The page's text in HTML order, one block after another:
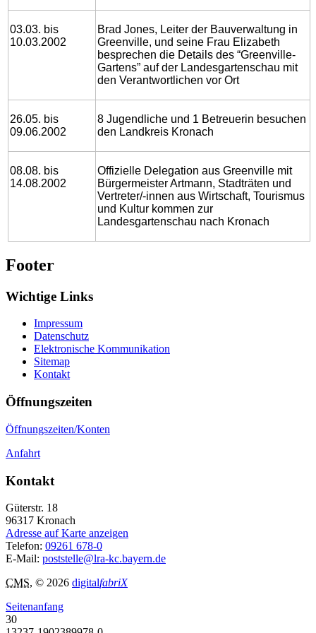
03.03. bis
10.03.2002
Brad Jones, Leiter der Bauverwaltung in
Greenville, und seine Frau Elizabeth
besprechen die Details des “Greenville-
Gartens” auf der Landesgartenschau mit
den Verantwortlichen vor Ort
26.05. bis
09.06.2002
8 Jugendliche und 1 Betreuerin besuchen
den Landkreis Kronach
08.08. bis
14.08.2002
Offizielle Delegation aus Greenville mit
Bürgermeister Artmann, Stadträten und
Vertreter/-innen aus Wirtschaft, Tourismus
und Kultur kommen zur
Landesgartenschau nach Kronach
Footer
Wichtige Links
Impressum
Datenschutz
Elektronische Kommunikation
Sitemap
Kontakt
Öffnungszeiten
Öffnungszeiten/Konten
Anfahrt
Kontakt
Güterstr. 18
96317 Kronach
Adresse auf Karte anzeigen
Telefon: 09261 678-0
E-Mail: poststelle@lra-kc.bayern.de
CMS, © 2026 digitalfabriX
Seitenanfang
30